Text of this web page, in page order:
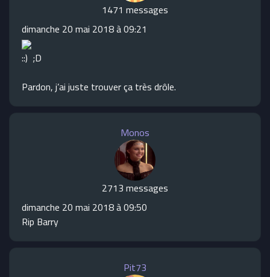
1471 messages
dimanche 20 mai 2018 à 09:21
::) ;D
Pardon, j’ai juste trouver ça très drôle.
Monos
2713 messages
dimanche 20 mai 2018 à 09:50
Rip Barry
Pit73